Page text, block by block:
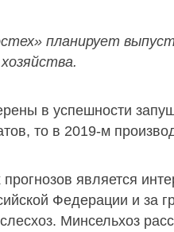
планирует
в успешности
то в 2019-м
является
Федерации и за
Минсельхоз